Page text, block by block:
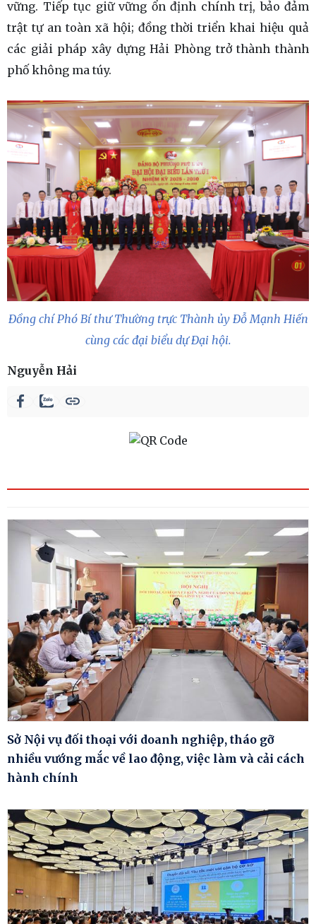
vững. Tiếp tục giữ vững ổn định chính trị, bảo đảm
trật tự an toàn xã hội; đồng thời triển khai hiệu quả
các giải pháp xây dựng Hải Phòng trở thành thành
phố không ma túy.
Đồng chí Phó Bí thư Thường trực Thành ủy Đỗ Mạnh Hiến
cùng các đại biểu dự Đại hội.
Nguyễn Hải
Sở Nội vụ đối thoại với doanh nghiệp, tháo gỡ
nhiều vướng mắc về lao động, việc làm và cải cách
hành chính